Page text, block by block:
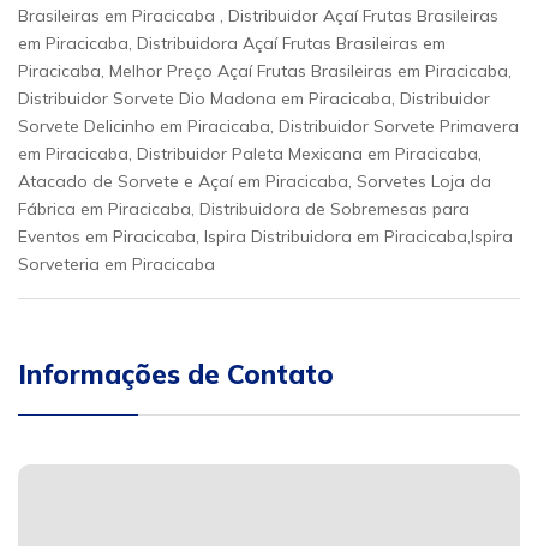
Brasileiras em Piracicaba , Distribuidor Açaí Frutas Brasileiras
em Piracicaba, Distribuidora Açaí Frutas Brasileiras em
Piracicaba, Melhor Preço Açaí Frutas Brasileiras em Piracicaba,
Distribuidor Sorvete Dio Madona em Piracicaba, Distribuidor
Sorvete Delicinho em Piracicaba, Distribuidor Sorvete Primavera
em Piracicaba, Distribuidor Paleta Mexicana em Piracicaba,
Atacado de Sorvete e Açaí em Piracicaba, Sorvetes Loja da
Fábrica em Piracicaba, Distribuidora de Sobremesas para
Eventos em Piracicaba, Ispira Distribuidora em Piracicaba,Ispira
Sorveteria em Piracicaba
Informações de Contato